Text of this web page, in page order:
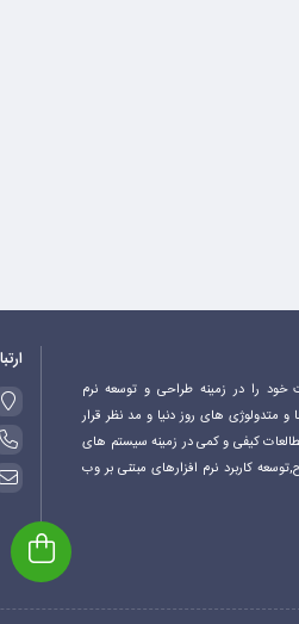
وب از سال 1390 فعالیت خود را در زمینه طراحی و توسعه نرم
متدولوژی های روز دنیا و مد نظر قرار
کیفی و کمی در زمینه سیستم های
کاربرد نرم افزارهای مبتنی بر وب